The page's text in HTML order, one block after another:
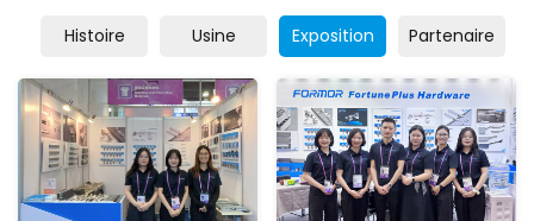
Histoire Usine Exposition Partenaire